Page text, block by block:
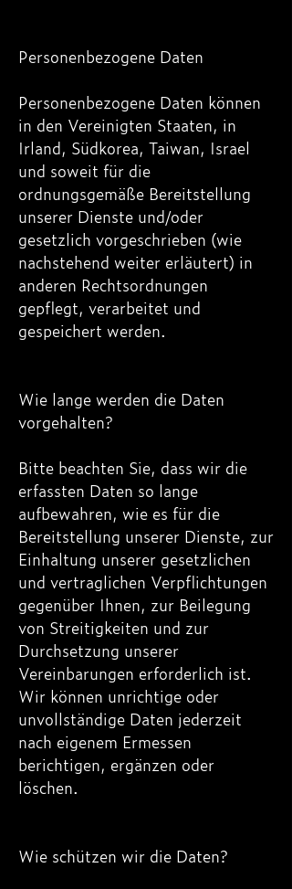
Personenbezogene Daten
Personenbezogene Daten können
in den Vereinigten Staaten, in
Irland, Südkorea, Taiwan, Israel
und soweit für die
ordnungsgemäße Bereitstellung
unserer Dienste und/oder
gesetzlich vorgeschrieben (wie
nachstehend weiter erläutert) in
anderen Rechtsordnungen
gepflegt, verarbeitet und
gespeichert werden.
Wie lange werden die Daten
vorgehalten?
Bitte beachten Sie, dass wir die
erfassten Daten so lange
aufbewahren, wie es für die
Bereitstellung unserer Dienste, zur
Einhaltung unserer gesetzlichen
und vertraglichen Verpflichtungen
gegenüber Ihnen, zur Beilegung
von Streitigkeiten und zur
Durchsetzung unserer
Vereinbarungen erforderlich ist.
Wir können unrichtige oder
unvollständige Daten jederzeit
nach eigenem Ermessen
berichtigen, ergänzen oder
löschen.
Wie schützen wir die Daten?